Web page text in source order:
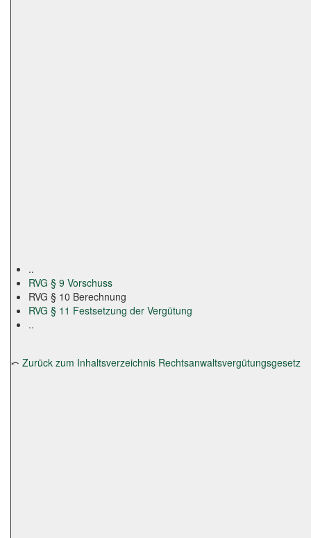
..
RVG § 9 Vorschuss
RVG § 10 Berechnung
RVG § 11 Festsetzung der Vergütung
..
⤺ Zurück zum Inhaltsverzeichnis Rechtsanwaltsvergütungsgesetz